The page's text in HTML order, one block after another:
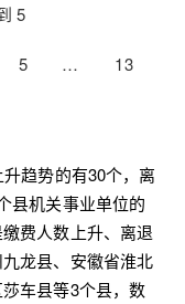
5
5 … 13
趋势的有30个，离
县机关事业单位的
费人数上升、离退
龙县、安徽省淮北
车县等3个县，数